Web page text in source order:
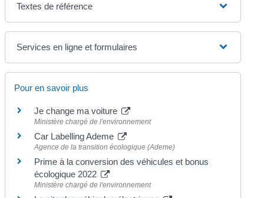
Textes de référence
Services en ligne et formulaires
Pour en savoir plus
Je change ma voiture
Ministère chargé de l'environnement
Car Labelling Ademe
Agence de la transition écologique (Ademe)
Prime à la conversion des véhicules et bonus
écologique 2022
Ministère chargé de l'environnement